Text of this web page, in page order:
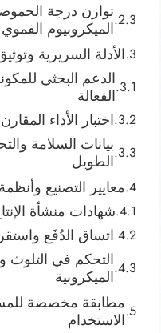
توازن درجة
الميكروبيوم الفموي
الأدلة السريرية
الدعم البحثي
الفعالة
اختبار الأداء المقارن
بيانات السلامة
الطويل
معايير التصنيع
شهادات منشأة
اتساق الدُفَع
التحكم في التلوث
الميكروبية
مطابقة مخصصة
الاستخدام